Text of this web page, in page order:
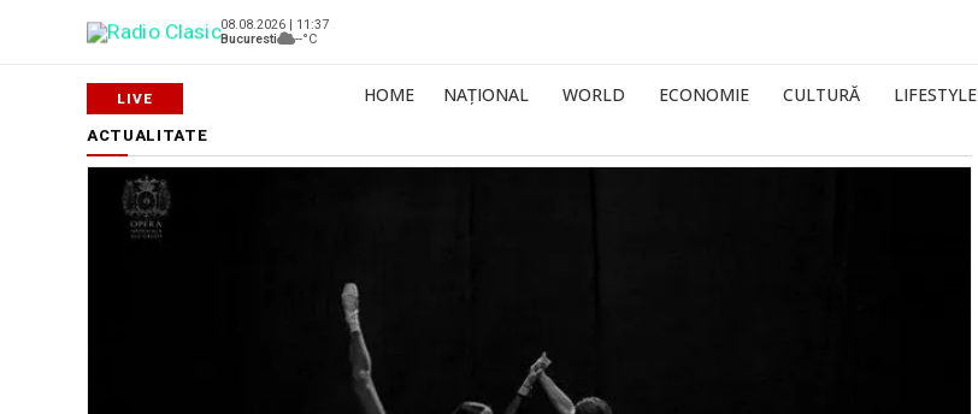
08.08.2026 | 11:37
Bucuresti
--°C
HOME NAȚIONAL WORLD ECONOMIE CULTURĂ LIFESTYLE
ACTUALITATE